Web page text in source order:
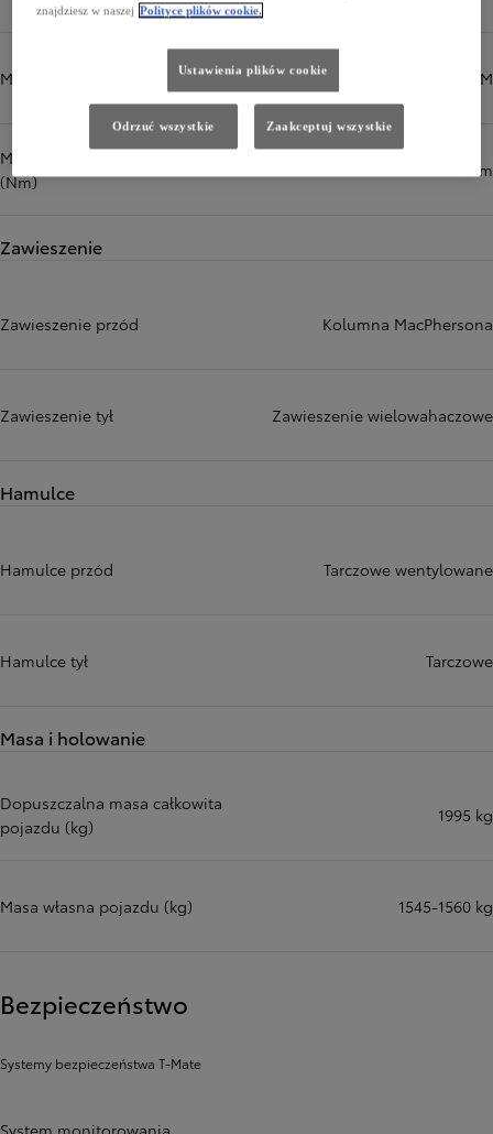
Moc maksymalna (KM) 223 KM
Maksymalny moment obrotowy
(Nm)
190 Nm
Zawieszenie
Zawieszenie przód Kolumna MacPhersona
Zawieszenie tył Zawieszenie wielowahaczowe
Hamulce
Hamulce przód Tarczowe wentylowane
Hamulce tył Tarczowe
Masa i holowanie
Dopuszczalna masa całkowita
pojazdu (kg)
1995 kg
Masa własna pojazdu (kg) 1545-1560 kg
Bezpieczeństwo
Systemy bezpieczeństwa T-Mate
znajdziesz w naszej Polityce plików cookie.
Ustawienia plików cookie
Odrzuć wszystkie Zaakceptuj wszystkie